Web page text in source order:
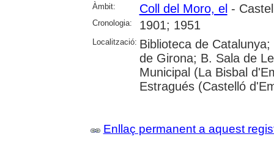
Àmbit: Coll del Moro, el -
Cronologia: 1901; 1951
Localització: Biblioteca de
de Girona; B. Sala de
Municipal (La Bisbal
Estragués (Castelló
Enllaç permanent a aquest